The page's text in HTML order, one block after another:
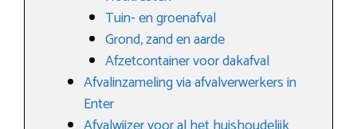
Tuin- en groenafval
Grond, zand en aarde
Afzetcontainer voor dakafval
Afvalinzameling via afvalverwerkers in
Enter